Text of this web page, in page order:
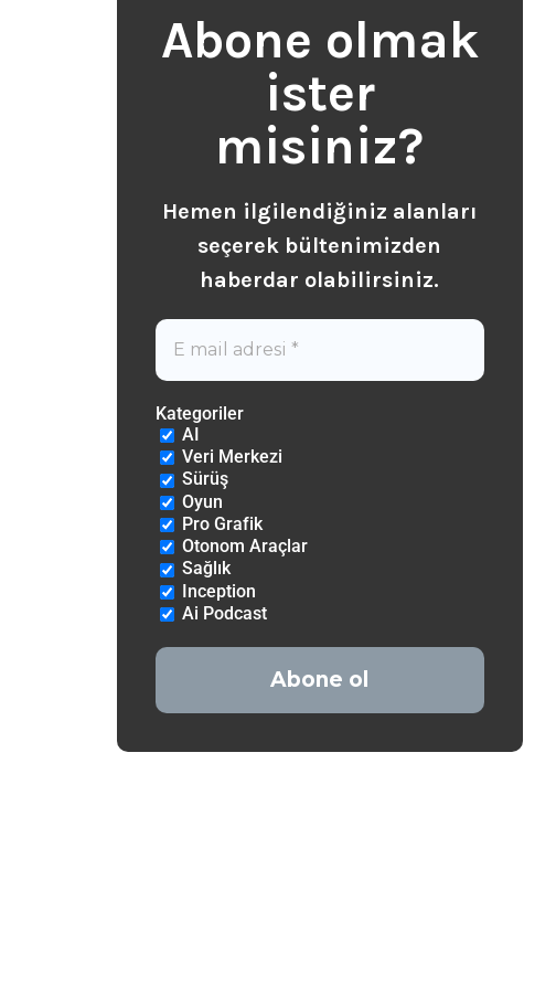
Abone olmak
ister
misiniz?
Hemen ilgilendiğiniz alanları
seçerek bültenimizden
haberdar olabilirsiniz.
Kategoriler
AI
Veri Merkezi
Sürüş
Oyun
Pro Grafik
Otonom Araçlar
Sağlık
Inception
Ai Podcast